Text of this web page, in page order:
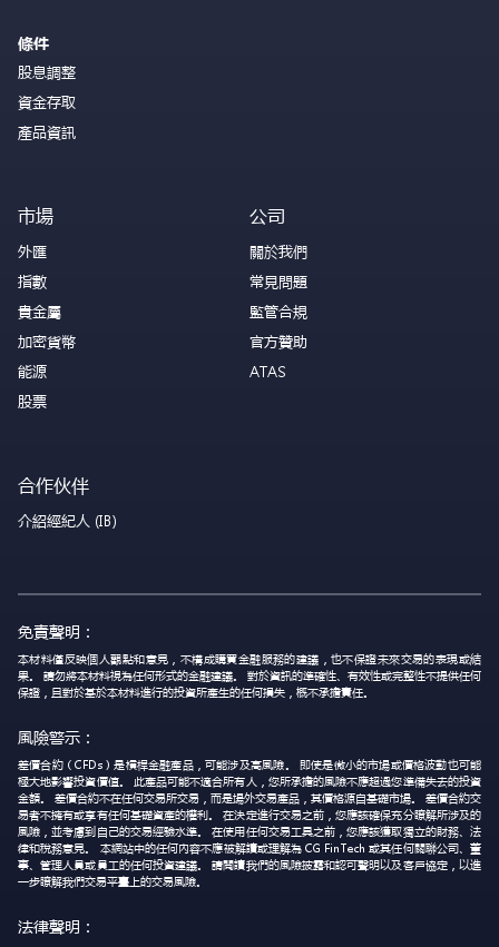
條件
股息調整
資金存取
產品資訊
市場
外匯
指數
貴金屬
加密貨幣
能源
股票
公司
關於我們
常見問題
監管合規
官方贊助
ATAS
合作伙伴
介紹經紀人 (IB)
免責聲明：
本材料僅反映個人觀點和意見，不構成購買金融服務的建議，也不保證未來交易的表現或結
果。 請勿將本材料視為任何形式的金融建議。 對於資訊的準確性、有效性或完整性不提供任何
保證，且對於基於本材料進行的投資所產生的任何損失，概不承擔責任。
風險警示：
差價合約（CFDs）是槓桿金融產品，可能涉及高風險。 即使是微小的市場或價格波動也可能
極大地影響投資價值。 此產品可能不適合所有人，您所承擔的風險不應超過您準備失去的投資
金額。 差價合約不在任何交易所交易，而是場外交易產品，其價格源自基礎市場。 差價合約交
易者不擁有或享有任何基礎資產的權利。 在決定進行交易之前，您應該確保充分瞭解所涉及的
風險，並考慮到自己的交易經驗水準。 在使用任何交易工具之前，您應該獲取獨立的財務、法
律和稅務意見。 本網站中的任何內容不應被解讀或理解為 CG FinTech 或其任何關聯公司、董
事、管理人員或員工的任何投資建議。 請閱讀我們的風險披露和認可聲明以及客戶協定，以進
一步瞭解我們交易平臺上的交易風險。
法律聲明：